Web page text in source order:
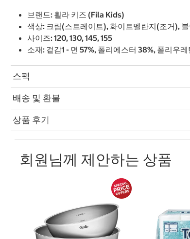
브랜드: 휠라 키즈 (Fila Kids)
색상: 크림(스트레이트), 화이트멜란지(조거),
사이즈: 120, 130, 145, 155
소재: 겉감1 - 면 57%, 폴리에스터 38%, 폴리우
스펙
배송 및 환불
상품 후기
회원님께 제안하는 상품